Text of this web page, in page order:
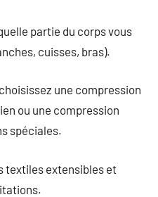
partie du corps vous
cuisses, bras).
une compression
ou une compression
spéciales.
textiles extensibles et